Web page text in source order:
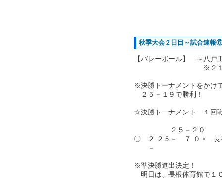
秋季大会２日目～試合速報
【バレーボール】 ～八戸
※２１日は長
※決勝トーナメントをかけ
２５－１９で勝利！
☆決勝トーナメント １回
２５－２０
〇 ２ ２５－ ７ ０ × 長
－
※準決勝進出決定！
明日は、長根体育館で１